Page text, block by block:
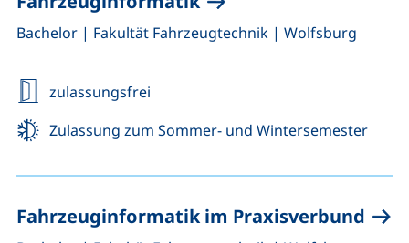
Bachelor, | Fakultät Fahrzeugtechnik | Wolfsburg
zulassungsfrei
Zulassung zum Sommer- und Wintersemester
Fahrzeuginformatik im Praxisverbund